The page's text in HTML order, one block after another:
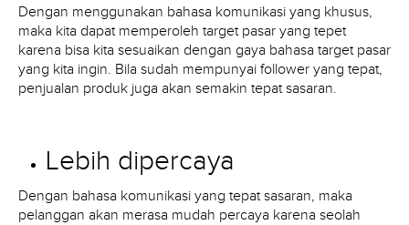
Dengan menggunakan bahasa komunikasi yang khusus,
maka kita dapat memperoleh target pasar yang tepet
karena bisa kita sesuaikan dengan gaya bahasa target pasar
yang kita ingin. Bila sudah mempunyai follower yang tepat,
penjualan produk juga akan semakin tepat sasaran.
Lebih dipercaya
Dengan bahasa komunikasi yang tepat sasaran, maka
pelanggan akan merasa mudah percaya karena seolah